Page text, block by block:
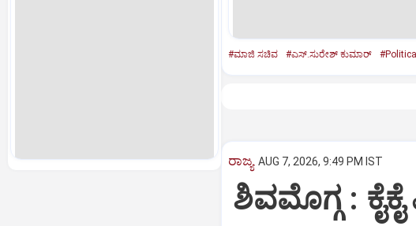
#ಮಾಜಿ ಸಚಿವ #ಎಸ್.ಸುರೇಶ್ ಕುಮಾರ್
ರಾಜ್ಯ AUG 7, 2026, 9:49 PM IST
ಶಿವಮೊಗ್ಗ :